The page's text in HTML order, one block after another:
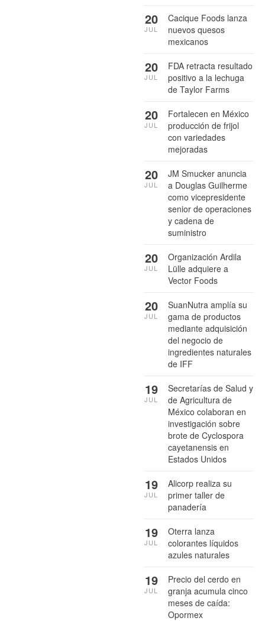
Cacique Foods lanza
nuevos quesos
mexicanos
20
JUL
FDA retracta resultado
positivo a la lechuga
de Taylor Farms
20
JUL
Fortalecen en México
producción de frijol
con variedades
mejoradas
20
JUL
JM Smucker anuncia
a Douglas Guilherme
como vicepresidente
senior de operaciones
y cadena de
suministro
20
JUL
Organización Ardila
Lülle adquiere a
Vector Foods
20
JUL
SuanNutra amplía su
gama de productos
mediante adquisición
del negocio de
ingredientes naturales
de IFF
20
JUL
Secretarías de Salud y
de Agricultura de
México colaboran en
investigación sobre
brote de Cyclospora
cayetanensis en
Estados Unidos
19
JUL
Alicorp realiza su
primer taller de
panadería
19
JUL
Oterra lanza
colorantes líquidos
azules naturales
19
JUL
Precio del cerdo en
granja acumula cinco
meses de caída:
Opormex
19
JUL